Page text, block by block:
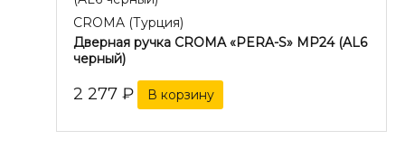
CROMA (Турция)
Дверная ручка CROMA «PERA-S» MP24 (AL6
черный)
2 277 ₽ В корзину